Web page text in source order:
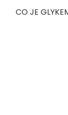
CO JE